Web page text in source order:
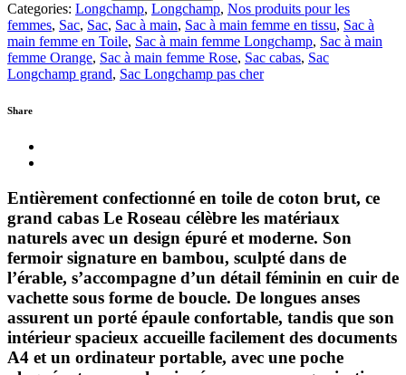
Categories: Longchamp, Longchamp, Nos produits pour les
femmes, Sac, Sac, Sac à main, Sac à main femme en tissu, Sac à
main femme en Toile, Sac à main femme Longchamp, Sac à main
femme Orange, Sac à main femme Rose, Sac cabas, Sac
Longchamp grand, Sac Longchamp pas cher
Share
Entièrement confectionné en toile de coton brut, ce
grand cabas Le Roseau célèbre les matériaux
naturels avec un design épuré et moderne. Son
fermoir signature en bambou, sculpté dans de
l’érable, s’accompagne d’un détail féminin en cuir de
vachette sous forme de boucle. De longues anses
assurent un porté épaule confortable, tandis que son
intérieur spacieux accueille facilement des documents
A4 et un ordinateur portable, avec une poche